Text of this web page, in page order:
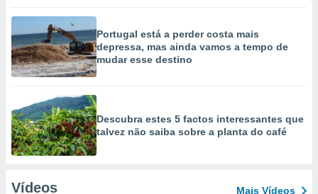
Portugal está a perder costa mais
depressa, mas ainda vamos a tempo de
mudar esse destino
Descubra estes 5 factos interessantes que
talvez não saiba sobre a planta do café
Vídeos Mais Vídeos